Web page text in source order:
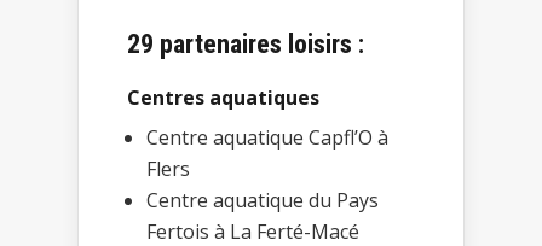
29 partenaires loisirs :
Centres aquatiques
Centre aquatique Capfl’O à
Flers
Centre aquatique du Pays
Fertois à La Ferté-Macé